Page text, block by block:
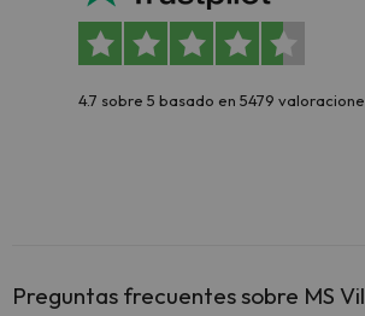
4.7 sobre 5 basado en 5479
Preguntas frecuentes sobre MS